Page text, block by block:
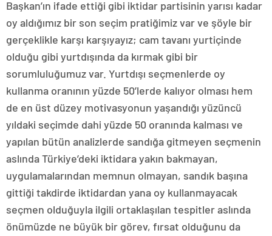
Başkan’ın ifade ettiği gibi iktidar partisinin yarısı kadar
oy aldığımız bir son seçim pratiğimiz var ve şöyle bir
gerçeklikle karşı karşıyayız; cam tavanı yurtiçinde
olduğu gibi yurtdışında da kırmak gibi bir
sorumluluğumuz var. Yurtdışı seçmenlerde oy
kullanma oranının yüzde 50’lerde kalıyor olması hem
de en üst düzey motivasyonun yaşandığı yüzüncü
yıldaki seçimde dahi yüzde 50 oranında kalması ve
yapılan bütün analizlerde sandığa gitmeyen seçmenin
aslında Türkiye’deki iktidara yakın bakmayan,
uygulamalarından memnun olmayan, sandık başına
gittiği takdirde iktidardan yana oy kullanmayacak
seçmen olduğuyla ilgili ortaklaşılan tespitler aslında
önümüzde ne büyük bir görev, fırsat olduğunu da